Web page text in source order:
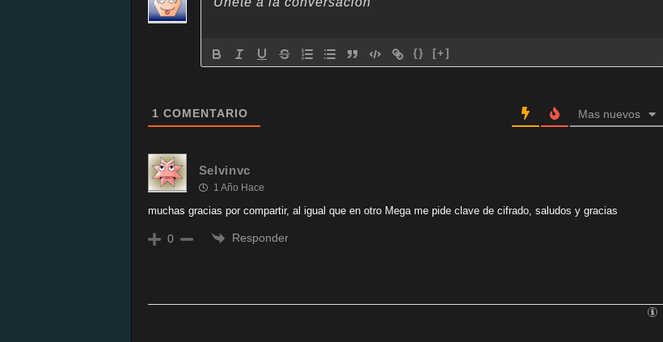
{} [+]
1 COMENTARIO Mas nuevos
Selvinvc
1 Año Hace
muchas gracias por compartir, al igual que en otro Mega me pide clave de cifrado, saludos y gracias
0 Responder